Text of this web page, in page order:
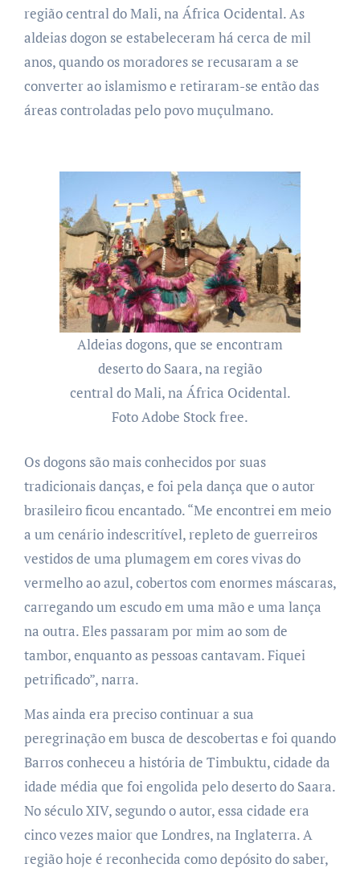
região central do Mali, na África Ocidental. As
aldeias dogon se estabeleceram há cerca de mil
anos, quando os moradores se recusaram a se
converter ao islamismo e retiraram-se então das
áreas controladas pelo povo muçulmano.
Aldeias dogons, que se encontram
deserto do Saara, na região
central do Mali, na África Ocidental.
Foto Adobe Stock free.
Os dogons são mais conhecidos por suas
tradicionais danças, e foi pela dança que o autor
brasileiro ficou encantado. “Me encontrei em meio
a um cenário indescritível, repleto de guerreiros
vestidos de uma plumagem em cores vivas do
vermelho ao azul, cobertos com enormes máscaras,
carregando um escudo em uma mão e uma lança
na outra. Eles passaram por mim ao som de
tambor, enquanto as pessoas cantavam. Fiquei
petrificado”, narra.
Mas ainda era preciso continuar a sua
peregrinação em busca de descobertas e foi quando
Barros conheceu a história de Timbuktu, cidade da
idade média que foi engolida pelo deserto do Saara.
No século XIV, segundo o autor, essa cidade era
cinco vezes maior que Londres, na Inglaterra. A
região hoje é reconhecida como depósito do saber,